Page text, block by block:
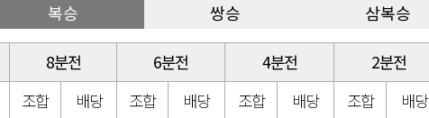
복승 쌍승 삼복승
8분전 6분전 4분전 2분전
조합 배당 조합 배당 조합 배당 조합 배당